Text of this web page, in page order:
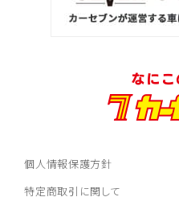
個人情報保護方針
特定商取引に関して